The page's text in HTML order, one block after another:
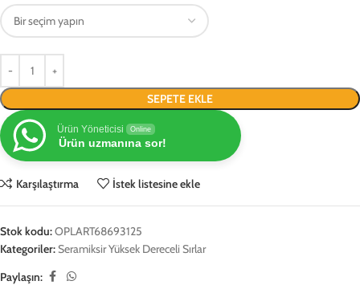
SEPETE EKLE
Ürün Yöneticisi Online
Ürün uzmanına sor!
Karşılaştırma İstek listesine ekle
Stok kodu:OPLART68693125
Kategoriler:Seramiksir Yüksek Dereceli Sırlar
Paylaşın: